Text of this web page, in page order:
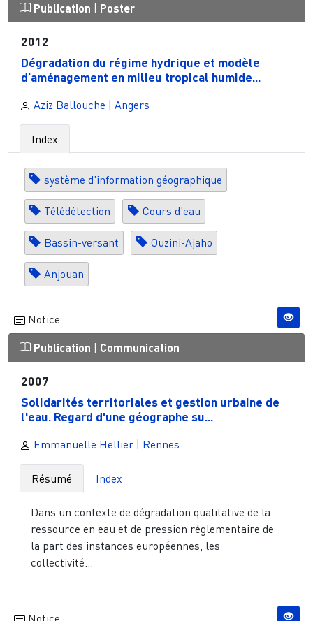
Publication | Poster
2012
Dégradation du régime hydrique et modèle
d’aménagement en milieu tropical humide...
Aziz Ballouche | Angers
Index
système d'information géographique
Télédétection Cours d’eau
Bassin-versant Ouzini-Ajaho
Anjouan
Notice
Publication | Communication
2007
Solidarités territoriales et gestion urbaine de
l'eau. Regard d'une géographe su...
Emmanuelle Hellier | Rennes
Résumé Index
Dans un contexte de dégradation qualitative de la
ressource en eau et de pression réglementaire de
la part des instances européennes, les
collectivité...
Notice